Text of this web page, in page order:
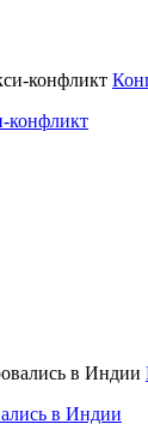
конфликт
в Индии